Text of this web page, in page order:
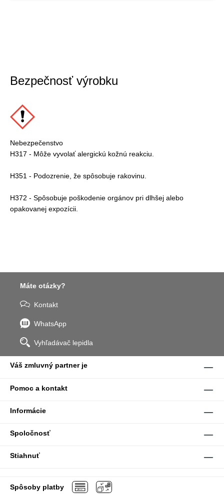
Bezpečnosť výrobku
Nebezpečenstvo
H317 - Môže vyvolať alergickú kožnú reakciu.
H351 - Podozrenie, že spôsobuje rakovinu.
H372 - Spôsobuje poškodenie orgánov pri dlhšej alebo
opakovanej expozícii.
Máte otázky?
Kontakt
WhatsApp
Vyhľadávač lepidla
Váš zmluvný partner je
Pomoc a kontakt
Informácie
Spoločnosť
Stiahnuť
Spôsoby platby